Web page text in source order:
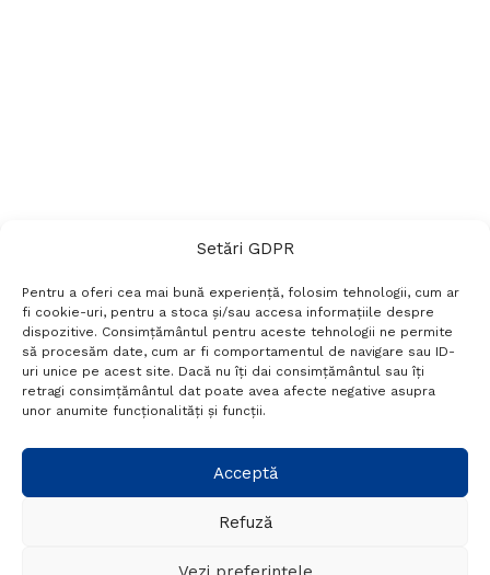
Setări GDPR
Pentru a oferi cea mai bună experiență, folosim tehnologii, cum ar
fi cookie-uri, pentru a stoca și/sau accesa informațiile despre
dispozitive. Consimțământul pentru aceste tehnologii ne permite
să procesăm date, cum ar fi comportamentul de navigare sau ID-
uri unice pe acest site. Dacă nu îți dai consimțământul sau îți
retragi consimțământul dat poate avea afecte negative asupra
unor anumite funcționalități și funcții.
Acceptă
Refuză
Termeni si conditii
Politică de confidențialitate
Politica cookies
Setări GDPR
+40 788 760 194